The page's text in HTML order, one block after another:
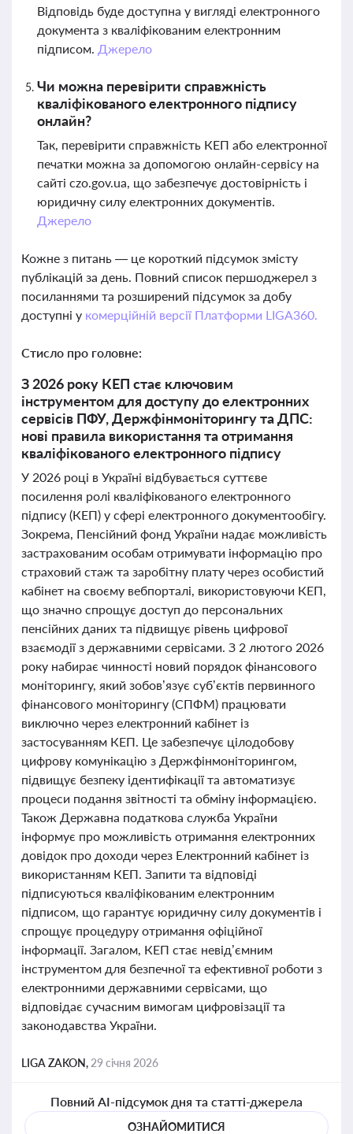
Відповідь буде доступна у вигляді електронного
документа з кваліфікованим електронним
підписом. Джерело
Чи можна перевірити справжність
кваліфікованого електронного підпису
онлайн?
Так, перевірити справжність КЕП або електронної
печатки можна за допомогою онлайн-сервісу на
сайті czo.gov.ua, що забезпечує достовірність і
юридичну силу електронних документів.
Джерело
Кожне з питань — це короткий підсумок змісту
публікацій за день. Повний список першоджерел з
посиланнями та розширений підсумок за добу
доступні у комерційній версії Платформи LIGA360.
Стисло про головне:
З 2026 року КЕП стає ключовим
інструментом для доступу до електронних
сервісів ПФУ, Держфінмоніторингу та ДПС:
нові правила використання та отримання
кваліфікованого електронного підпису
У 2026 році в Україні відбувається суттєве
посилення ролі кваліфікованого електронного
підпису (КЕП) у сфері електронного документообігу.
Зокрема, Пенсійний фонд України надає можливість
застрахованим особам отримувати інформацію про
страховий стаж та заробітну плату через особистий
кабінет на своєму вебпорталі, використовуючи КЕП,
що значно спрощує доступ до персональних
пенсійних даних та підвищує рівень цифрової
взаємодії з державними сервісами. З 2 лютого 2026
року набирає чинності новий порядок фінансового
моніторингу, який зобов’язує суб’єктів первинного
фінансового моніторингу (СПФМ) працювати
виключно через електронний кабінет із
застосуванням КЕП. Це забезпечує цілодобову
цифрову комунікацію з Держфінмоніторингом,
підвищує безпеку ідентифікації та автоматизує
процеси подання звітності та обміну інформацією.
Також Державна податкова служба України
інформує про можливість отримання електронних
довідок про доходи через Електронний кабінет із
використанням КЕП. Запити та відповіді
підписуються кваліфікованим електронним
підписом, що гарантує юридичну силу документів і
спрощує процедуру отримання офіційної
інформації. Загалом, КЕП стає невід’ємним
інструментом для безпечної та ефективної роботи з
електронними державними сервісами, що
відповідає сучасним вимогам цифровізації та
законодавства України.
LIGA ZAKON, 29 січня 2026
Повний AI-підсумок дня та статті-джерела
ОЗНАЙОМИТИСЯ